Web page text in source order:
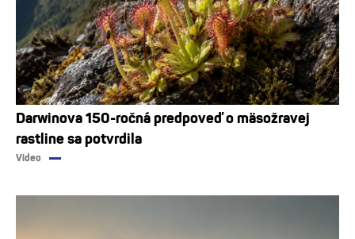
Darwinova 150-ročná predpoveď o mäsožravej
rastline sa potvrdila
Video